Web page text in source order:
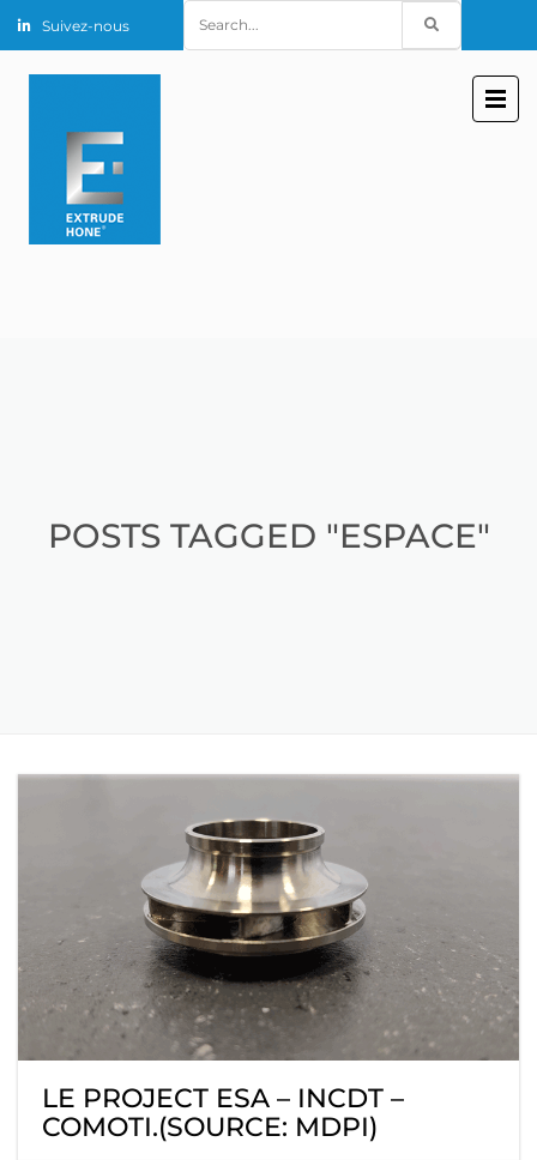
Suivez-nous
for:
POSTS TAGGED "ESPACE"
LE PROJECT ESA – INCDT –
COMOTI.(SOURCE: MDPI)